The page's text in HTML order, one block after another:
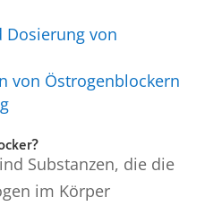
Dosierung von
von Östrogenblockern
Substanzen, die die
im Körper